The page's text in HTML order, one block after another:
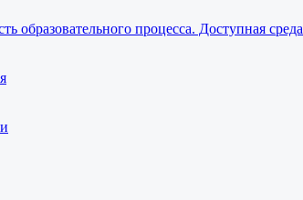
образовательного процесса. Доступная среда